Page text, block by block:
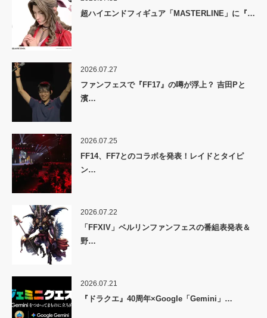
超ハイエンドフィギュア「MASTERLINE」に『…
2026.07.27
ファンフェスで『FF17』の噂が浮上？ 吉田Pと
濱…
2026.07.25
FF14、FF7とのコラボを発表！レイドとタイピ
ン…
2026.07.22
「FFXIV」ベルリンファンフェスの番組表発表＆
野…
2026.07.21
『ドラクエ』40周年×Google「Gemini」…